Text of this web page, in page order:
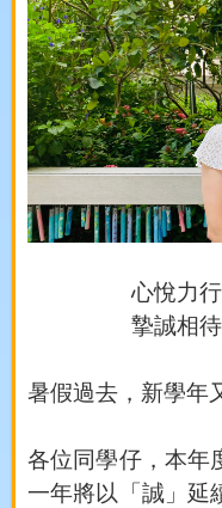
心悅力
摯誠相
暑假過去，新學年
各位同學仔，本年
一年將以「誠」延